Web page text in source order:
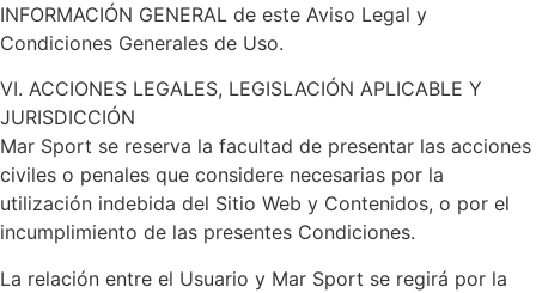
INFORMACIÓN GENERAL de este Aviso Legal y
Condiciones Generales de Uso.
VI. ACCIONES LEGALES, LEGISLACIÓN APLICABLE Y
JURISDICCIÓN
Mar Sport se reserva la facultad de presentar las acciones
civiles o penales que considere necesarias por la
utilización indebida del Sitio Web y Contenidos, o por el
incumplimiento de las presentes Condiciones.
La relación entre el Usuario y Mar Sport se regirá por la